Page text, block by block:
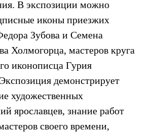
В экспозиции можно
иконы приезжих
Зубова и Семена
Холмогорца, мастеров круга
иконописца Гурия
демонстрирует
художественных
ярославцев, знание работ
своего времени,